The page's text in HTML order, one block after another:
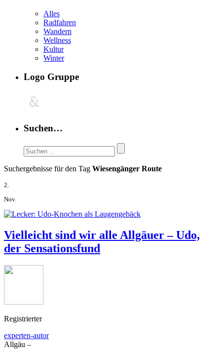
Alles
Radfahren
Wandern
Wellness
Kultur
Winter
Logo Gruppe
Suchen…
Suchergebnisse für den Tag Wiesengänger Route
2.
Nov.
Vielleicht sind wir alle Allgäuer – Udo,
der Sensationsfund
Registrierter
experten-autor
Allgäu –